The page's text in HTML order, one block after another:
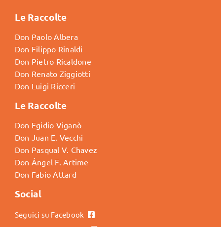
Le Raccolte
Don Paolo Albera
Don Filippo Rinaldi
Don Pietro Ricaldone
Don Renato Ziggiotti
Don Luigi Ricceri
Le Raccolte
Don Egidio Viganò
Don Juan E. Vecchi
Don Pasqual V. Chavez
Don Ángel F. Artime
Don Fabio Attard
Social
Seguici su Facebook